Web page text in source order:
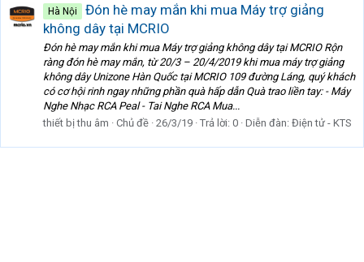
Hà Nội
Đón hè may mắn khi mua Máy trợ giảng
không dây tại MCRIO
Đón hè may mắn khi mua Máy trợ giảng không dây tại MCRIO Rộn
ràng đón hè may mắn, từ 20/3 – 20/4/2019 khi mua máy trợ giảng
không dây Unizone Hàn Quốc tại MCRIO 109 đường Láng, quý khách
có cơ hội rinh ngay những phần quà hấp dẫn Quà trao liền tay: - Máy
Nghe Nhạc RCA Peal - Tai Nghe RCA Mua...
thiết bị thu âm
Chủ đề 26/3/19 Trả lời: 0 Diễn đàn: Điện tử - KTS